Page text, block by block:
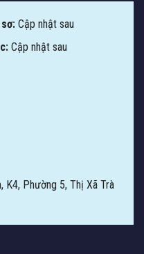
Cập nhật sau
Cập nhật sau
K4, Phường 5, Thị Xã Trà